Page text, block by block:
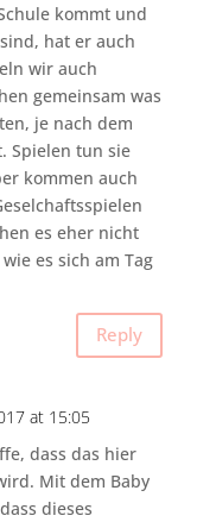
kommt und
hat er auch
wir auch
gemeinsam was
je nach dem
Spielen tun sie
kommen auch
es eher nicht
es sich am Tag
Reply
at 15:05
dass das hier
Mit dem Baby
dieses